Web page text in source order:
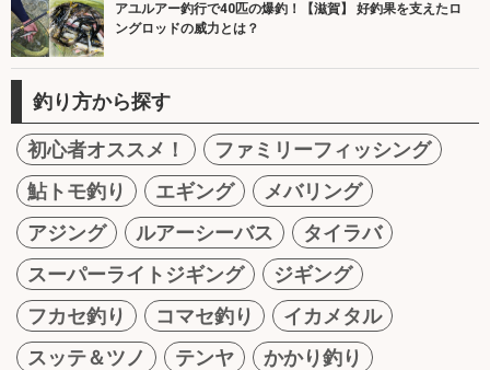
アユルアー釣行で40匹の爆釣！【滋賀】 好釣果を支えたロ
ングロッドの威力とは？
釣り方から探す
初心者オススメ！
ファミリーフィッシング
鮎トモ釣り
エギング
メバリング
アジング
ルアーシーバス
タイラバ
スーパーライトジギング
ジギング
フカセ釣り
コマセ釣り
イカメタル
スッテ＆ツノ
テンヤ
かかり釣り